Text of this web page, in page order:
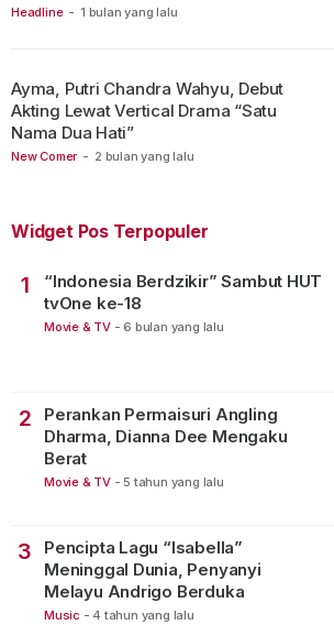
Headline - 1 bulan yang lalu
New Comer - 2 bulan yang lalu
Ayma, Putri Chandra Wahyu, Debut
Akting Lewat Vertical Drama “Satu
Nama Dua Hati”
Widget Pos Terpopuler
1
“Indonesia Berdzikir” Sambut HUT
tvOne ke-18
Movie & TV - 6 bulan yang lalu
2
Perankan Permaisuri Angling
Dharma, Dianna Dee Mengaku
Berat
Movie & TV - 5 tahun yang lalu
3
Pencipta Lagu “Isabella”
Meninggal Dunia, Penyanyi
Melayu Andrigo Berduka
Music - 4 tahun yang lalu